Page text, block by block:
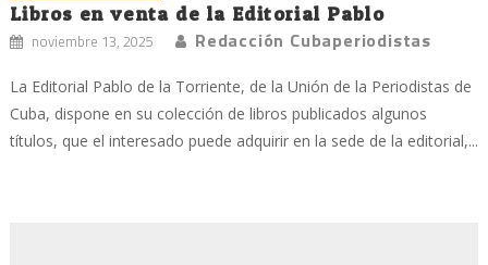
Libros en venta de la Editorial Pablo
noviembre 13, 2025 Redacción Cubaperiodistas
La Editorial Pablo de la Torriente, de la Unión de la Periodistas de
Cuba, dispone en su colección de libros publicados algunos
títulos, que el interesado puede adquirir en la sede de la editorial,...